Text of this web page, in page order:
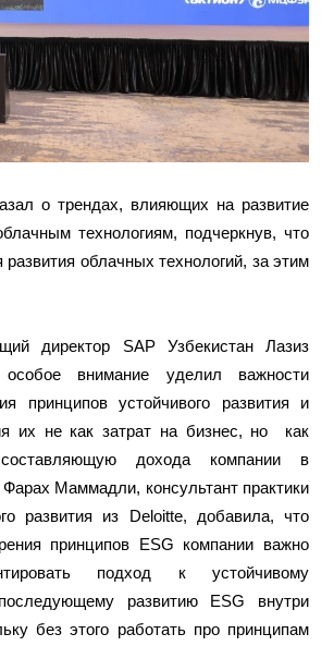
о трендах, влияющих на развитие
технологиям, подчеркнув, что
облачных технологий, за этим
директор SAP Узбекистан Лазиз
внимание уделил важности
принципов устойчивого развития и
их не как затрат на бизнес, но как
дохода компании в
Маммадли, консультант практики
развития из Deloitte, добавила, что
принципов ESG компании важно
подход к устойчивому
развитию ESG внутри
без этого работать про принципам